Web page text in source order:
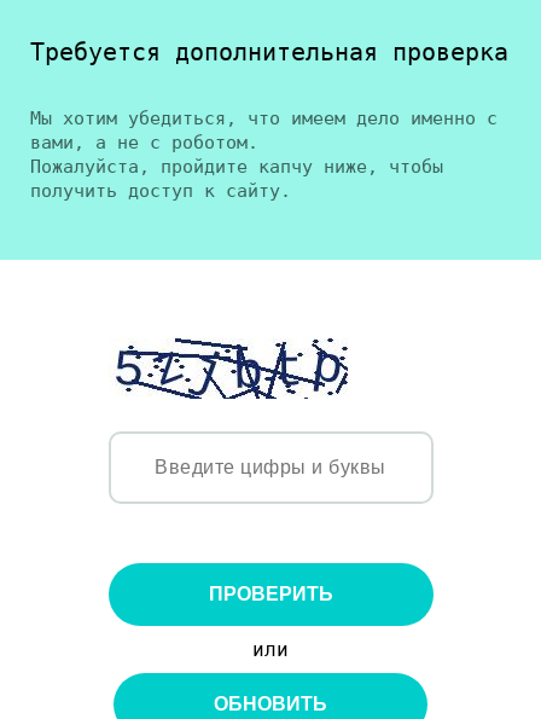
Требуется дополнительная проверка
Мы хотим убедиться, что имеем дело именно с
вами, а не с роботом.
Пожалуйста, пройдите капчу ниже, чтобы
получить доступ к сайту.
ПРОВЕРИТЬ
или
ОБНОВИТЬ